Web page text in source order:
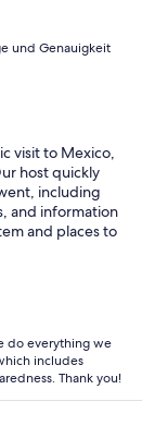
und Genauigkeit
visit to Mexico,
host quickly
including
and information
and places to
well supported
do everything we
includes
Thank you!